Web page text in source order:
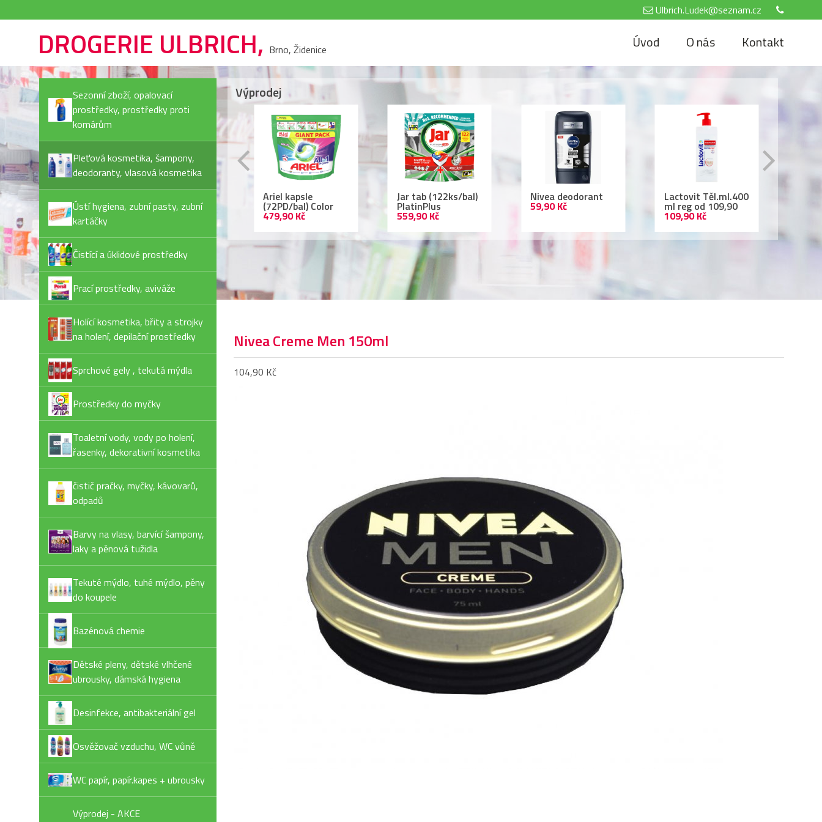
Ulbrich.Ludek@seznam.cz
DROGERIE ULBRICH, Brno, Židenice Úvod O nás Kontakt
Sezonní zboží, opalovací
prostředky, prostředky proti
komárům
Pleťová kosmetika, šampony,
deodoranty, vlasová kosmetika
Ústí hygiena, zubní pasty, zubní
kartáčky
Čistící a úklidové prostředky
Prací prostředky, aviváže
Holící kosmetika, břity a strojky
na holení, depilační prostředky
Sprchové gely , tekutá mýdla
Prostředky do myčky
Toaletní vody, vody po holení,
řasenky, dekorativní kosmetika
čistič pračky, myčky, kávovarů,
odpadů
Barvy na vlasy, barvící šampony,
laky a pěnová tužidla
Tekuté mýdlo, tuhé mýdlo, pěny
do koupele
Bazénová chemie
Dětské pleny, dětské vlhčené
ubrousky, dámská hygiena
Desinfekce, antibakteriální gel
Osvěžovač vzduchu, WC vůně
WC papír, papír.kapes + ubrousky
Výprodej - AKCE
Výprodej
Invisible Pure
Kč
(72PD/bal) Color
479,90 Kč
Jar tab (122ks/bal)
PlatinPlus
559,90 Kč
Nivea deodorant
59,90 Kč
Lactovit Těl.ml.400
ml reg od 109,90
109,90 Kč
Air Wick 250ml
69,90 Kč
Nivea Creme Men 150ml
104,90 Kč